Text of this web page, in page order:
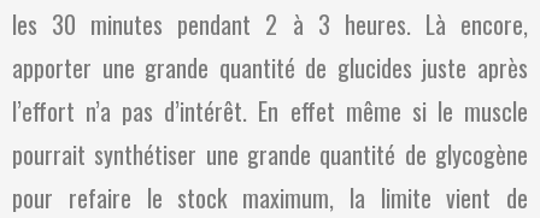
les 30 minutes pendant 2 à 3 heures. Là encore,
apporter une grande quantité de glucides juste après
l’effort n’a pas d’intérêt. En effet même si le muscle
pourrait synthétiser une grande quantité de glycogène
pour refaire le stock maximum, la limite vient de